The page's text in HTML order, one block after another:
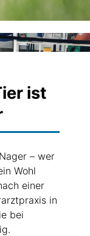
ist
– wer
Wohl
einer
in
bei